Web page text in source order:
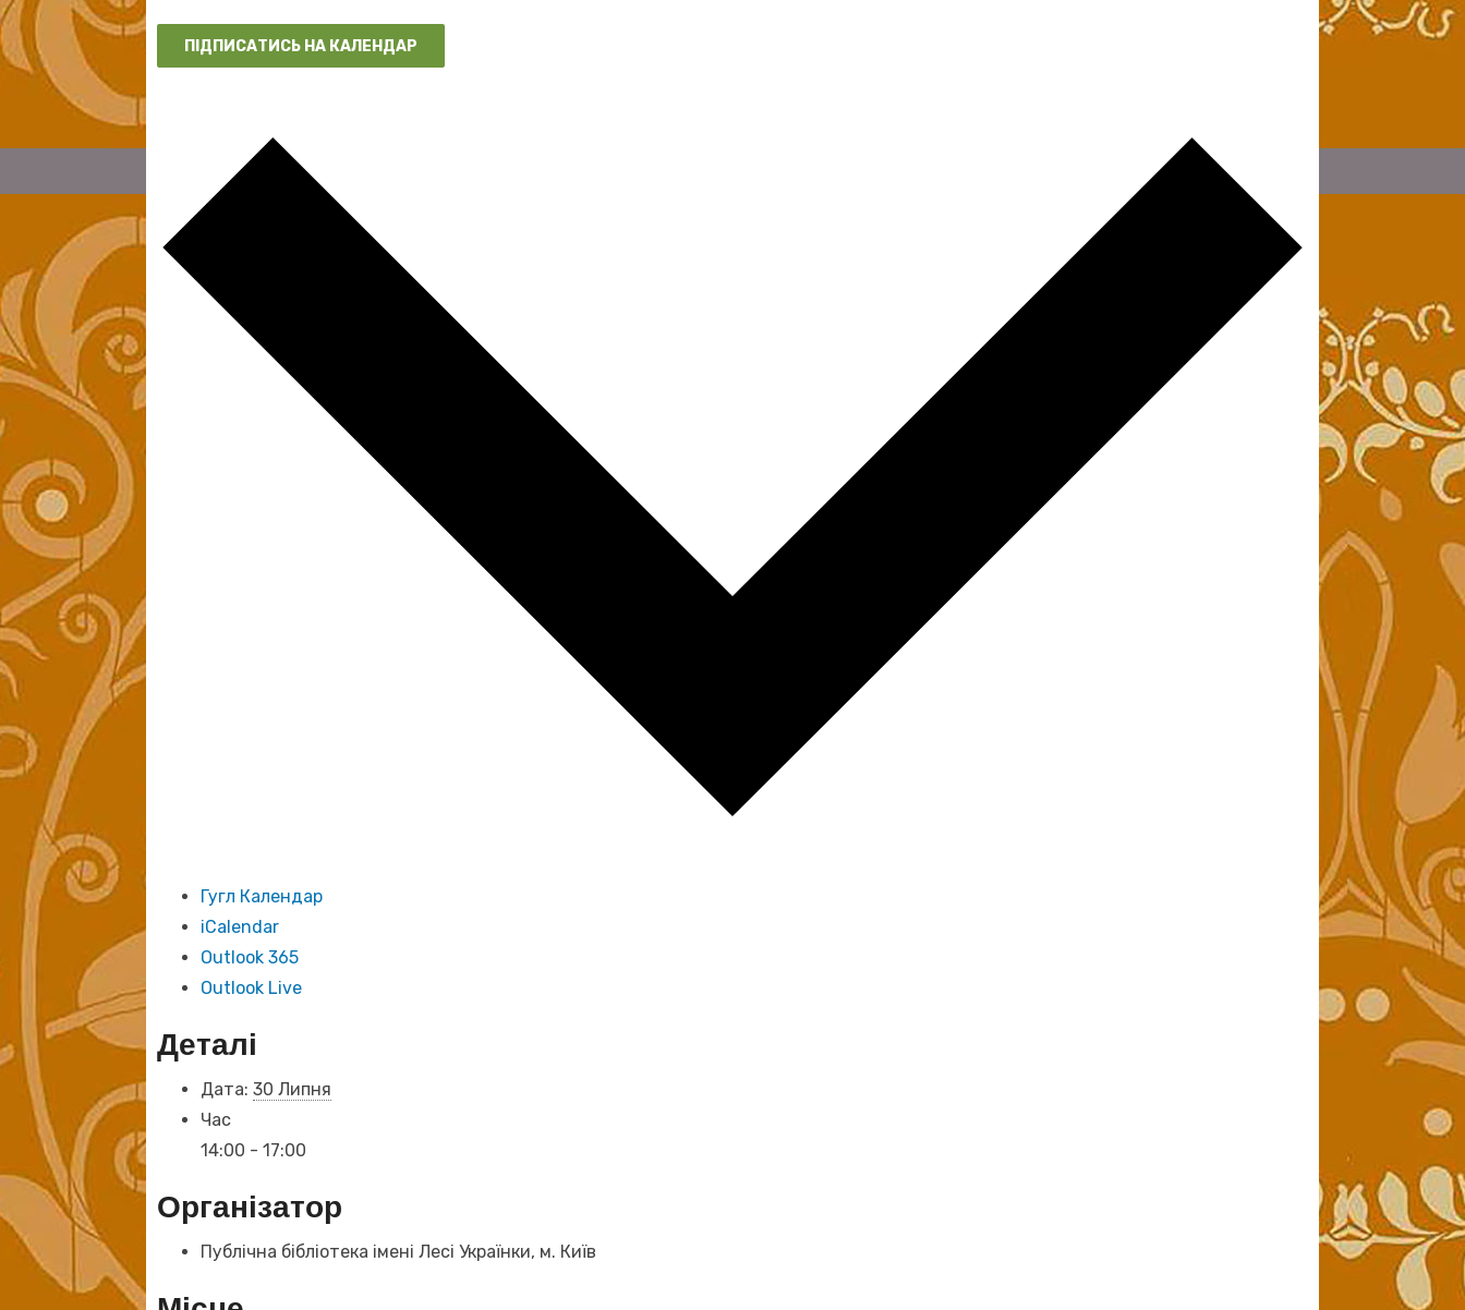
ПІДПИСАТИСЬ НА КАЛЕНДАР
Гугл Календар
iCalendar
Outlook 365
Outlook Live
Деталі
Дата: 30 Липня
Час
14:00 - 17:00
Організатор
Публічна бібліотека імені Лесі Українки, м. Київ